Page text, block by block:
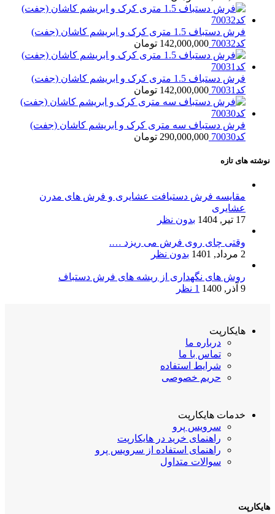
فرش دستباف 1.5 متری کرک و ابریشم کاشان (جفت)
کد70032
142,000,000 تومان
فرش دستباف 1.5 متری کرک و ابریشم کاشان (جفت)
کد70031
142,000,000 تومان
فرش دستباف سه متری کرک و ابریشم کاشان (جفت)
کد70030
290,000,000 تومان
نوشته های تازه
مقایسه فرش دستبافت عشایری و فرش های مدرن
عشایری
17 تیر, 1404
بدون نظر
وقتی چای روی فرش می ریزد ….
2 مرداد, 1401
بدون نظر
روش های نگهداری از ریشه های فرش دستباف
9 آذر, 1400
1 نظر
هایکارپت
درباره ما
تماس با ما
شرایط استفاده
حریم خصوصی
خدمات هایکارپت
سرویس پرو
راهنمای خرید در هایکارپت
راهنمای استفاده از سرویس پرو
سوالات متداول
هایکارپت